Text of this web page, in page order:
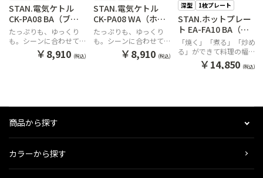
STAN.電気ケトル
CK-PA08 BA（ブラ
ック）
たっぷりも、ゆっくり
も。シーンに合わせて2
つの注ぎ方が選べるケト
￥8,910 (税込)
STAN.電気ケトル
CK-PA08 WA（ホワ
イト）
たっぷりも、ゆっくり
も。シーンに合わせて2
つの注ぎ方が選べるケト
￥8,910 (税込)
深型
1枚プレート
STAN.ホットプレー
ト EA-FA10 BA（ブ
ラック）
「焼く」「煮る」「炒め
る」ができて料理の幅が
広がる深さ4cmの「深型
プレート」
￥14,850 (税込)
商品から探す
カラーから探す